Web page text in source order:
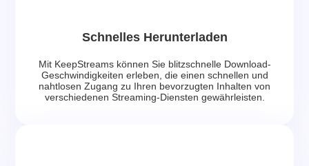
Schnelles Herunterladen
Mit KeepStreams können Sie blitzschnelle Download-
Geschwindigkeiten erleben, die einen schnellen und
nahtlosen Zugang zu Ihren bevorzugten Inhalten von
verschiedenen Streaming-Diensten gewährleisten.